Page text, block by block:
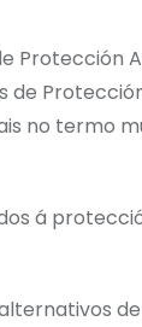
Protección
no termo
á